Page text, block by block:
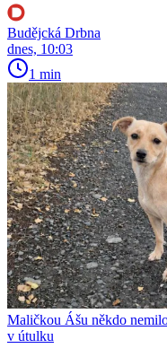
Budějcká Drbna
dnes, 10:03
1 min
Maličkou Ášu někdo
v útulku